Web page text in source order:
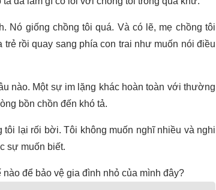
Nó giống chồng tôi quá. Và có lẽ, mẹ chồng tôi
rồi quay sang phía con trai như muốn nói điều
nào. Một sự im lặng khác hoàn toàn với thường
bồn chồn đến khó tả.
lại rối bời. Tôi không muốn nghĩ nhiều và nghi
sự muốn biết.
để bảo vệ gia đình nhỏ của mình đây?